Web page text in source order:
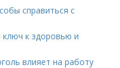
справиться с
ключ к здоровью и
влияет на работу